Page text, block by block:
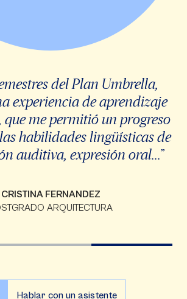
del Plan Umbrella,
experiencia de aprendizaje
me permitió un progreso
habilidades lingüísticas de
auditiva, expresión oral...”
CRISTINA FERNANDEZ
ARQUITECTURA
Hablar con un asistente